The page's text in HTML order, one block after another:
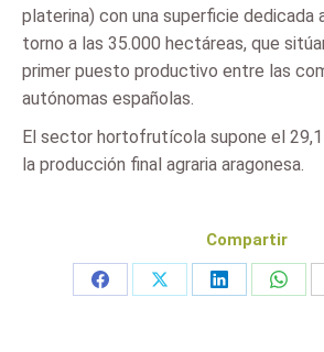
platerina) con una superficie dedicada
torno a las 35.000 hectáreas, que
primer puesto productivo entre las
autónomas españolas.
El sector hortofrutícola supone el
la producción final agraria aragonesa.
Compartir
Share
Share
Share
Share